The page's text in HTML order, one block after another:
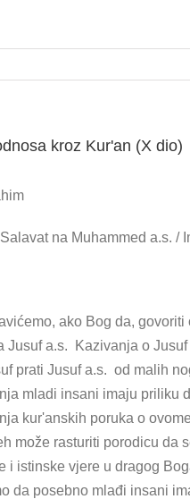
kroz Kur'an (X dio)
na Muhammed a.s. /
ako Bog da,
Jusuf a.s. Kazivanja o
prati Jusuf a.s. od malih
mladi insani imaju priliku
kur'anskih poruka o
može rasturiti porodicu
i istinske vjere u dragog
da posebno mlađi insani